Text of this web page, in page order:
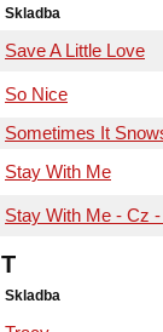
Skladba
Save A Little Love
So Nice
Sometimes It
Stay With Me
Stay With Me - Cz
T
Skladba